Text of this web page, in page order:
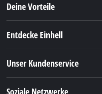
Deine Vorteile
Entdecke Einhell
Unser Kundenservice